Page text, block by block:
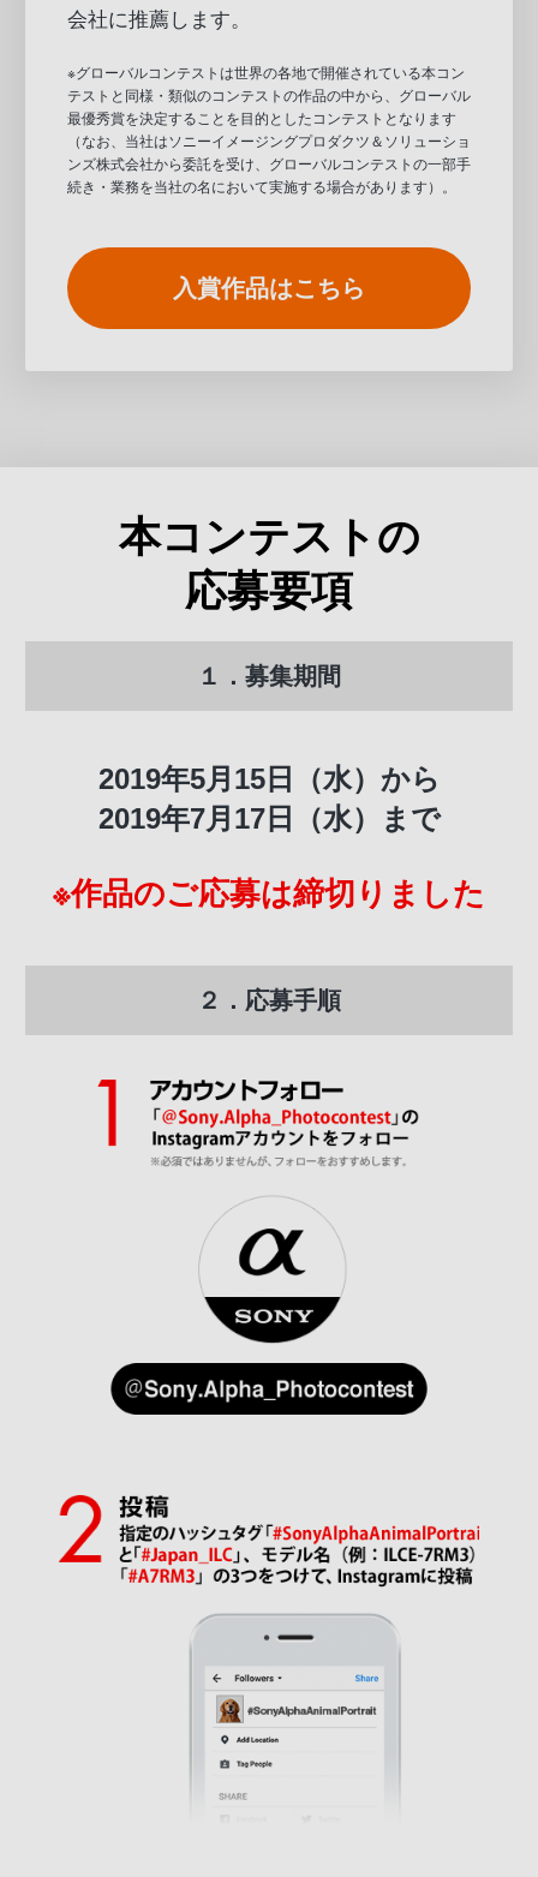
会社に推薦します。
※グローバルコンテストは世界の各地で開催されている本コン
テストと同様・類似のコンテストの作品の中から、グローバル
最優秀賞を決定することを目的としたコンテストとなります
（なお、当社はソニーイメージングプロダクツ＆ソリューショ
ンズ株式会社から委託を受け、グローバルコンテストの一部手
続き・業務を当社の名において実施する場合があります）。
入賞作品はこちら
本コンテストの
応募要項
１．募集期間
2019年5月15日（水）から
2019年7月17日（水）まで
※作品のご応募は締切りました
２．応募手順